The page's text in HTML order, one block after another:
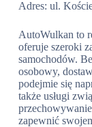
Adres: ul.
AutoWulkan to
oferuje szeroki
samochodów.
osobowy,
podejmie się
także usługi
zapewnić